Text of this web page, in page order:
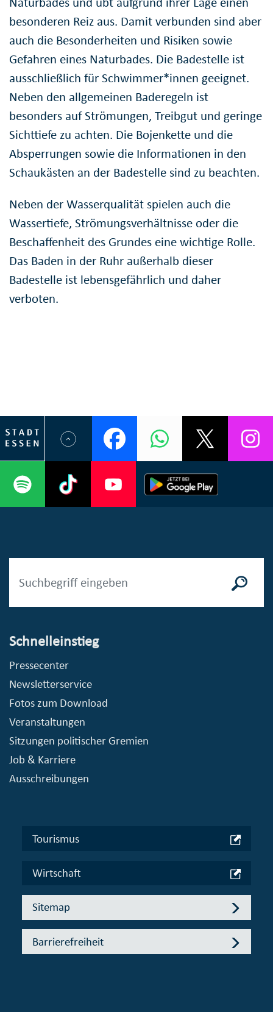
besonderen Reiz aus. Damit verbunden sind aber
auch die Besonderheiten und Risiken sowie
Gefahren eines Naturbades. Die Badestelle ist
ausschließlich für Schwimmer*innen geeignet.
Neben den allgemeinen Baderegeln ist
besonders auf Strömungen, Treibgut und geringe
Sichttiefe zu achten. Die Bojenkette und die
Absperrungen sowie die Informationen in den
Schaukästen an der Badestelle sind zu beachten.
Neben der Wasserqualität spielen auch die
Wassertiefe, Strömungsverhältnisse oder die
Beschaffenheit des Grundes eine wichtige Rolle.
Das Baden in der Ruhr außerhalb dieser
Badestelle ist lebensgefährlich und daher
verboten.
Schnelleinstieg
Pressecenter
Newsletterservice
Fotos zum Download
Veranstaltungen
Sitzungen politischer Gremien
Job & Karriere
Ausschreibungen
Tourismus
Wirtschaft
Sitemap
Barrierefreiheit